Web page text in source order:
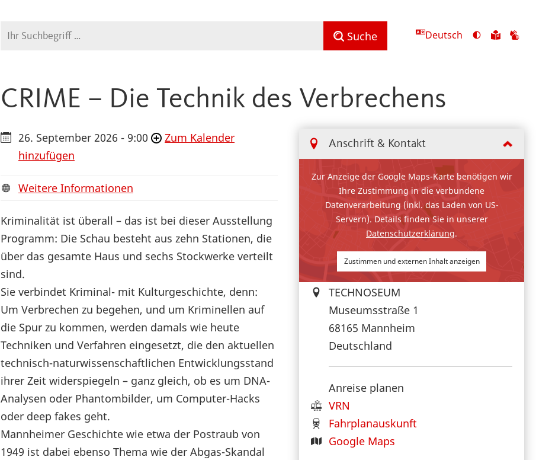
Suche Suche Deutsch
Ansicht
Zu
CRIME – Die Technik des Verbrechens
Anschrift & Kontakt
Zur Anzeige der Google Maps-Karte benötigen wir
Ihre Zustimmung in die verbundene
Datenverarbeitung (inkl. das Laden von US-
Servern). Details finden Sie in unserer
Datenschutzerklärung.
Zustimmen und externen Inhalt anzeigen
TECHNOSEUM
Museumsstraße 1
68165 Mannheim
Deutschland
Anreise planen
VRN
Fahrplanauskunft
Google Maps
26. September 2026 - 9:00
Zum Kalender
hinzufügen
Weitere Informationen
Kriminalität ist überall – das ist bei dieser Ausstellung
Programm: Die Schau besteht aus zehn Stationen, die
über das gesamte Haus und sechs Stockwerke verteilt
sind.
Sie verbindet Kriminal- mit Kulturgeschichte, denn:
Um Verbrechen zu begehen, und um Kriminellen auf
die Spur zu kommen, werden damals wie heute
Techniken und Verfahren eingesetzt, die den aktuellen
technisch-naturwissenschaftlichen Entwicklungsstand
ihrer Zeit widerspiegeln – ganz gleich, ob es um DNA-
Analysen oder Phantombilder, um Computer-Hacks
oder deep fakes geht.
Mannheimer Geschichte wie etwa der Postraub von
1949 ist dabei ebenso Thema wie der Abgas-Skandal